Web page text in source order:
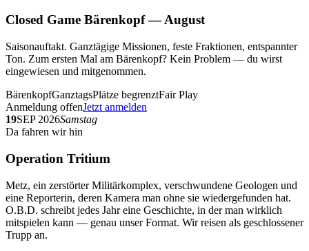
Closed Game Bärenkopf — August
Saisonauftakt. Ganztägige Missionen, feste Fraktionen, entspannter
Ton. Zum ersten Mal am Bärenkopf? Kein Problem — du wirst
eingewiesen und mitgenommen.
BärenkopfGanztagsPlätze begrenztFair Play
Anmeldung offenJetzt anmelden
19SEP 2026Samstag
Da fahren wir hin
Operation Tritium
Metz, ein zerstörter Militärkomplex, verschwundene Geologen und
eine Reporterin, deren Kamera man ohne sie wiedergefunden hat.
O.B.D. schreibt jedes Jahr eine Geschichte, in der man wirklich
mitspielen kann — genau unser Format. Wir reisen als geschlossener
Trupp an.